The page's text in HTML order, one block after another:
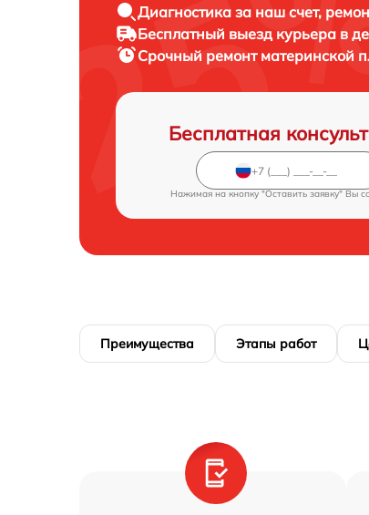
Диагностика за наш счет,
Бесплатный выезд курьера в
Срочный ремонт материнской
Бесплатная
Нажимая на кнопку "Оставить заявку" Вы
Преимущества Этапы работ